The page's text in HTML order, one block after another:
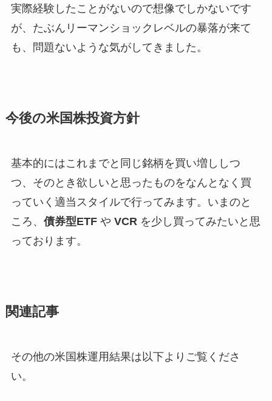
実際経験したことがないので想像でしかないです
が、たぶんリーマンショックレベルの暴落が来て
も、問題ないような気がしてきました。
今後の米国株投資方針
基本的にはこれまでと同じ銘柄を買い増ししつ
つ、そのとき欲しいと思ったものをなんとなく買
っていく適当スタイルで行ってみます。いまのと
ころ、 債券型ETFや VCR を少し買ってみたいと思
っております。
関連記事
その他の米国株運用結果は以下よりご覧くださ
い。